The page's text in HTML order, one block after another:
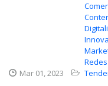
Mar 01, 2023